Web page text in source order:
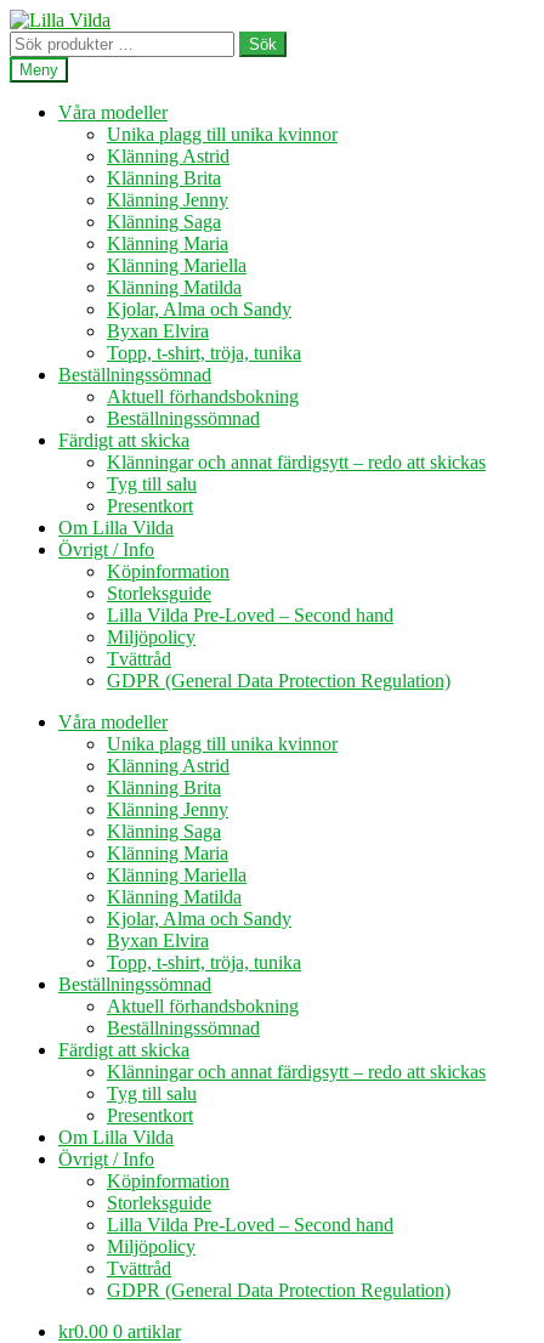
Hoppa
till
navigering
Hoppa
till
innehåll
Sök
efter:
Sök
Meny
Våra modeller
Unika plagg till unika kvinnor
Klänning Astrid
Klänning Brita
Klänning Jenny
Klänning Saga
Klänning Maria
Klänning Mariella
Klänning Matilda
Kjolar, Alma och Sandy
Byxan Elvira
Topp, t-shirt, tröja, tunika
Beställningssömnad
Aktuell förhandsbokning
Beställningssömnad
Färdigt att skicka
Klänningar och annat färdigsytt – redo att skickas
Tyg till salu
Presentkort
Om Lilla Vilda
Övrigt / Info
Köpinformation
Storleksguide
Lilla Vilda Pre-Loved – Second hand
Miljöpolicy
Tvättråd
GDPR (General Data Protection Regulation)
Våra modeller
Unika plagg till unika kvinnor
Klänning Astrid
Klänning Brita
Klänning Jenny
Klänning Saga
Klänning Maria
Klänning Mariella
Klänning Matilda
Kjolar, Alma och Sandy
Byxan Elvira
Topp, t-shirt, tröja, tunika
Beställningssömnad
Aktuell förhandsbokning
Beställningssömnad
Färdigt att skicka
Klänningar och annat färdigsytt – redo att skickas
Tyg till salu
Presentkort
Om Lilla Vilda
Övrigt / Info
Köpinformation
Storleksguide
Lilla Vilda Pre-Loved – Second hand
Miljöpolicy
Tvättråd
GDPR (General Data Protection Regulation)
kr0.00 0 artiklar